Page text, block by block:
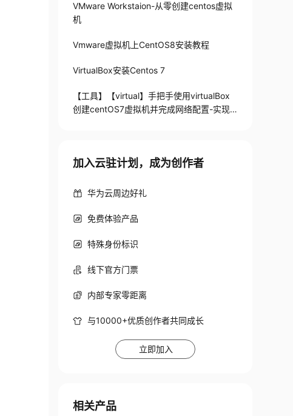
VMware Workstaion-从零创建centos虚拟
机
Vmware虚拟机上CentOS8安装教程
VirtualBox安装Centos 7
【工具】【virtual】手把手使用virtualBox
创建centOS7虚拟机并完成网络配置-实现
加入云驻计划，成为创作者
华为云周边好礼
免费体验产品
特殊身份标识
线下官方门票
内部专家零距离
与10000+优质创作者共同成长
立即加入
相关产品